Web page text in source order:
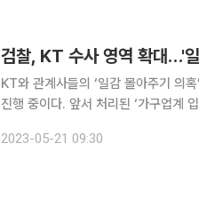
검찰, KT 수사 영역 확대…'
KT와 관계사들의 ‘일감 몰아주기 의
진행 중이다. 앞서 처리된 ‘가구업계
울중앙지검 공정거래조사부(이정섭
2023-05-21 09:30